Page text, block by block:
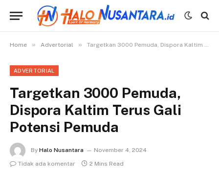
Home » Advertorial » Targetkan 3000 Pemuda, Dispora Kaltim Terus Gali Potensi Pemuda
ADVERTORIAL
Targetkan 3000 Pemuda,
Dispora Kaltim Terus Gali
Potensi Pemuda
By Halo Nusantara
November 4, 2024
Tidak ada komentar
2 Mins Read